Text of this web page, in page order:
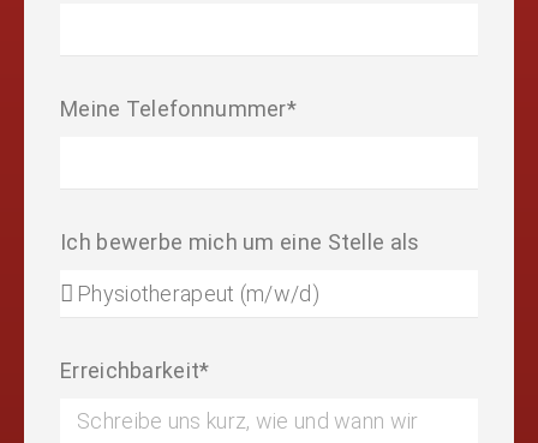
Meine Telefonnummer*
Ich bewerbe mich um eine Stelle als
Erreichbarkeit*